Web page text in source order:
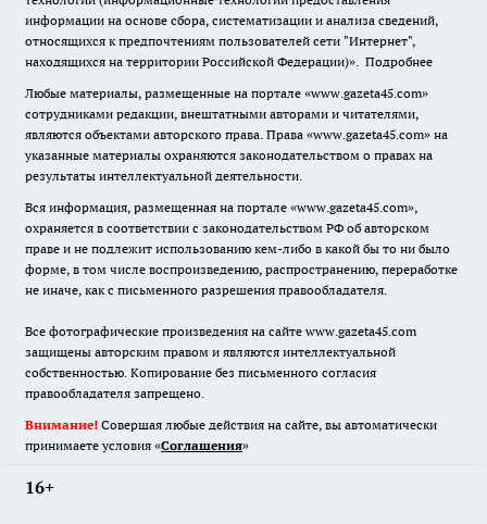
информации на основе сбора, систематизации и анализа сведений,
относящихся к предпочтениям пользователей сети "Интернет",
находящихся на территории Российской Федерации)». Подробнее
Любые материалы, размещенные на портале «www.gazeta45.com»
сотрудниками редакции, внештатными авторами и читателями,
являются объектами авторского права. Права «www.gazeta45.com» на
указанные материалы охраняются законодательством о правах на
результаты интеллектуальной деятельности.
Вся информация, размещенная на портале «www.gazeta45.com»,
охраняется в соответствии с законодательством РФ об авторском
праве и не подлежит использованию кем-либо в какой бы то ни было
форме, в том числе воспроизведению, распространению, переработке
не иначе, как с письменного разрешения правообладателя.
Все фотографические произведения на сайте www.gazeta45.com
защищены авторским правом и являются интеллектуальной
собственностью. Копирование без письменного согласия
правообладателя запрещено.
Внимание! Совершая любые действия на сайте, вы автоматически
принимаете условия «Cоглашения»
16+